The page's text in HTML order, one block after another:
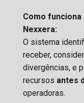
Como
Nexxera:
O sistema
receber,
divergências, e
recursos antes
operadoras.